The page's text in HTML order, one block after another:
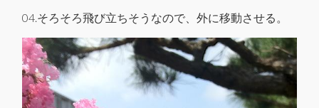
04.そろそろ飛び立ちそうなので、外に移動させる。